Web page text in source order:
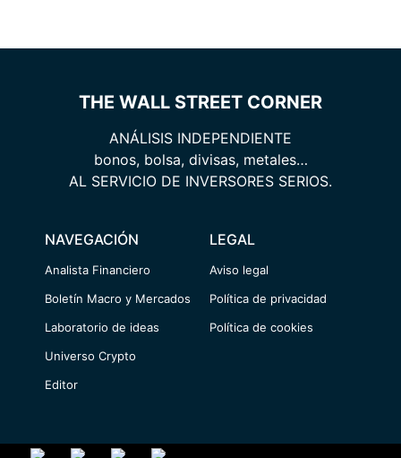
THE WALL STREET CORNER
ANÁLISIS INDEPENDIENTE
bonos, bolsa, divisas, metales…
AL SERVICIO DE INVERSORES SERIOS.
NAVEGACIÓN
Analista Financiero
Boletín Macro y Mercados
Laboratorio de ideas
Universo Crypto
Editor
LEGAL
Aviso legal
Política de privacidad
Política de cookies